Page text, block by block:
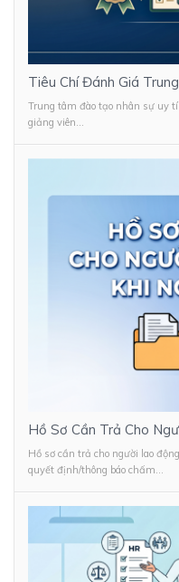
Tiêu Chí Đánh Giá
Trung tâm đào tạo nhân sự uy
giảng viên...
Hồ Sơ Cần Trả Cho
Hồ sơ cần trả cho người lao
quyết định/thông báo chấm...